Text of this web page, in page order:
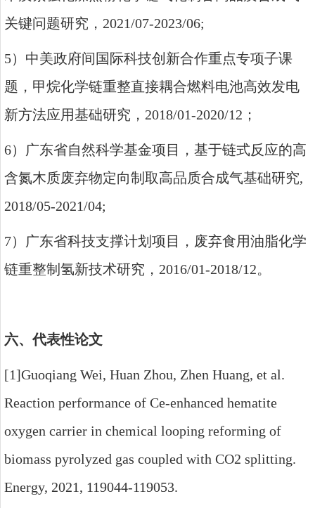
关键问题研究， 2021/07-2023/06;
5）中美政府间国际科技创新合作重点专项子课
题，甲烷化学链重整直接耦合燃料电池高效发电
新方法应用基础研究， 2018/01-2020/12 ；
6）广东省自然科学基金项目，基于链式反应的高
含氮木质废弃物定向制取高品质合成气基础研究,
2018/05-2021/04;
7）广东省科技支撑计划项目，废弃食用油脂化学
链重整制氢新技术研究， 2016/01-2018/12。
六、代表性论文
[1]Guoqiang Wei, Huan Zhou, Zhen Huang, et al.
Reaction performance of Ce-enhanced hematite
oxygen carrier in chemical looping reforming of
biomass pyrolyzed gas coupled with CO2 splitting.
Energy, 2021, 119044-119053.